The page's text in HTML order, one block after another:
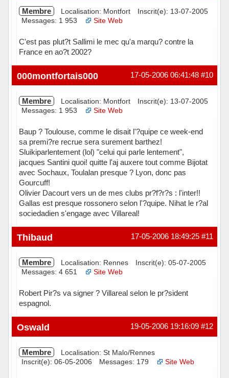
Membre Localisation: Montfort
Inscrit(e): 13-07-2005
Messages: 1 953
Site Web
C'est pas plut?t Sallimi le mec qu'a marqu? contre la
France en ao?t 2002?
Hors ligne #10
17-05-2006 06:41:48
000montfortais000
Membre Localisation: Montfort
Inscrit(e): 13-07-2005
Messages: 1 953
Site Web
Baup ? Toulouse, comme le disait l'?quipe ce week-end
sa premi?re recrue sera surement barthez!
Sluikiparlentement (lol) "celui qui parle lentement",
jacques Santini quoi! quitte l'aj auxere tout comme Bijotat
avec Sochaux, Toulalan presque ? Lyon, donc pas
Gourcuff!
Olivier Dacourt vers un de mes clubs pr?f?r?s : l'inter!!
Gallas est presque rossonero selon l'?quipe. Nihat le r?al
sociedadien s'engage avec Villareal!
Hors ligne #11
17-05-2006 18:49:25
Thibaud
Membre Localisation: Rennes
Inscrit(e): 05-07-2005
Messages: 4 651
Site Web
Robert Pir?s va signer ? Villareal selon le pr?sident
espagnol.
Hors ligne #12
19-05-2006 19:16:09
Oswald
Membre
Localisation: St Malo/Rennes
Inscrit(e): 06-05-2006
Messages: 179 Site Web